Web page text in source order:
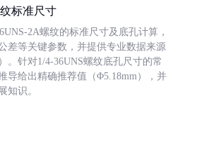
标准尺寸
2A螺纹的标准尺寸及底孔计算，
差等关键参数，并提供专业数据来源
。针对1/4-36UNS螺纹底孔尺寸的常
导给出精确推荐值（Φ5.18mm），并
知识。